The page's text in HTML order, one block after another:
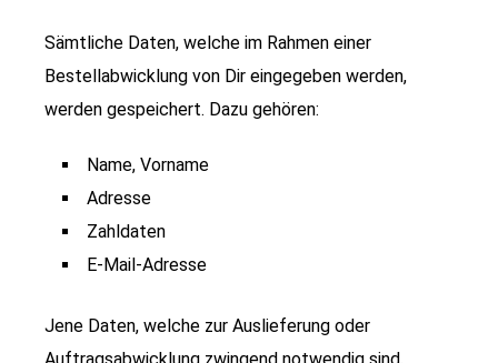
Sämtliche Daten, welche im Rahmen einer
Bestellabwicklung von Dir eingegeben werden,
werden gespeichert. Dazu gehören:
Name, Vorname
Adresse
Zahldaten
E-Mail-Adresse
Jene Daten, welche zur Auslieferung oder